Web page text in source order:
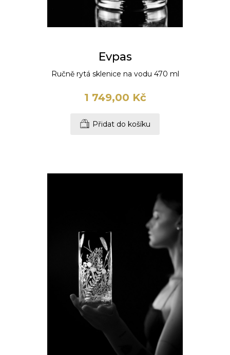
Evpas
Ručně rytá sklenice na vodu 470 ml
1 749,00 Kč
Přidat do košíku